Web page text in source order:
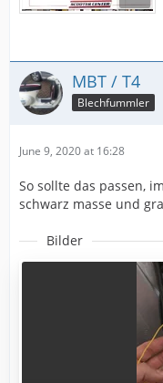
MBT / T4
Blechfummler
June 9, 2020 at 16:28
So sollte das passen,
schwarz masse und
Bilder